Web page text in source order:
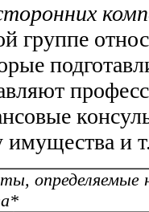
группе
имущества и
определяемые